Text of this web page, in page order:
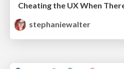
stephaniewalter